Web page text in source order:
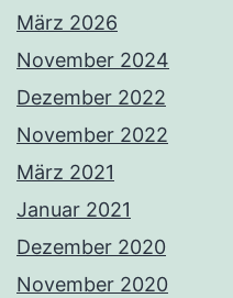
März 2026
November 2024
Dezember 2022
November 2022
März 2021
Januar 2021
Dezember 2020
November 2020